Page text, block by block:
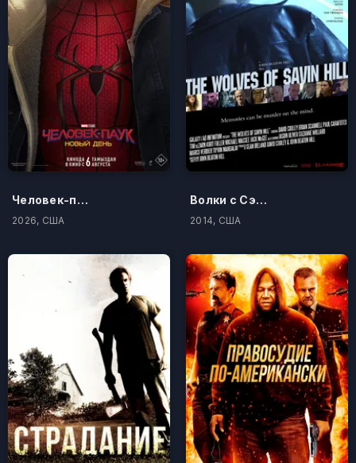
Человек-паук: Новый день
2026, США
Волки с Сэйвин-Хилл
2014, США